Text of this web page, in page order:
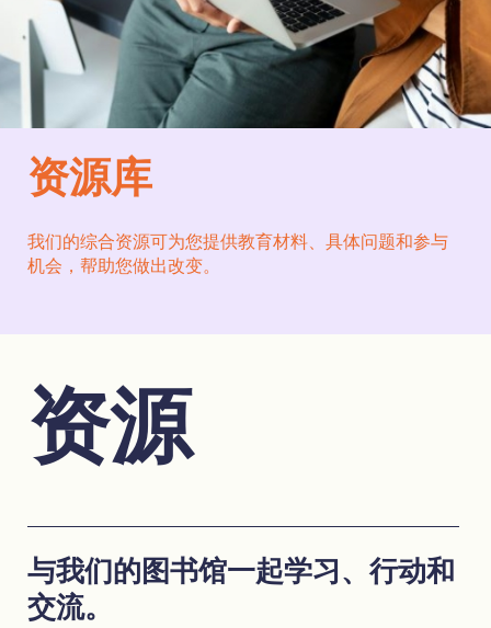
资源库
我们的综合资源可为您提供教育材料、具体问题和参与
机会，帮助您做出改变。
资源
与我们的图书馆一起学习、行动和
交流。